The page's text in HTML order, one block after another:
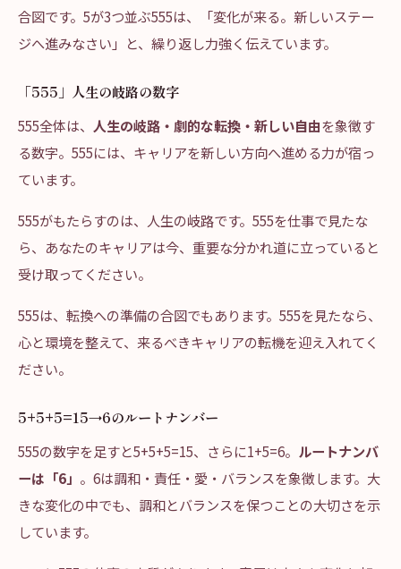
合図です。5が3つ並ぶ555は、「変化が来る。新しいステー
ジへ進みなさい」と、繰り返し力強く伝えています。
「555」人生の岐路の数字
555全体は、 人生の岐路・劇的な転換・新しい自由を象徴す
る数字。555には、キャリアを新しい方向へ進める力が宿っ
ています。
555がもたらすのは、人生の岐路です。555を仕事で見たな
ら、あなたのキャリアは今、重要な分かれ道に立っていると
受け取ってください。
555は、転換への準備の合図でもあります。555を見たなら、
心と環境を整えて、来るべきキャリアの転機を迎え入れてく
ださい。
5+5+5=15→6のルートナンバー
555の数字を足すと5+5+5=15、さらに1+5=6。 ルートナンバ
ーは「6」 。6は調和・責任・愛・バランスを象徴します。大
きな変化の中でも、調和とバランスを保つことの大切さを示
しています。